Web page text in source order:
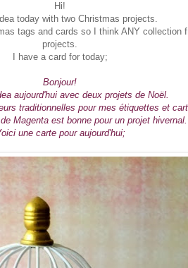
Hi!
today with two Christmas projects.
tags and cards so I think ANY collection
projects.
I have a card for today;
Bonjour!
aujourd'hui avec deux projets de Noël.
traditionnelles pour mes étiquettes et
Magenta est bonne pour un projet hivernal.
une carte pour aujourd'hui;